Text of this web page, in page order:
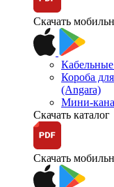
Скачать
Короба
(Angara)
Мини-
Скачать каталог
Скачать